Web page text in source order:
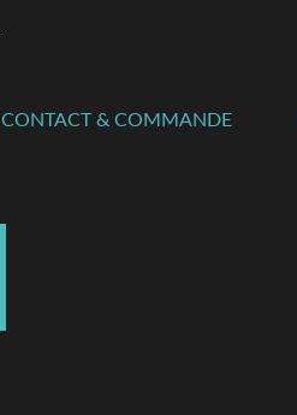
CONTACT & COMMANDE